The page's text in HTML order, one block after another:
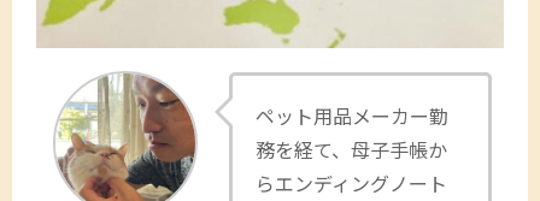
ペット用品メーカー勤
務を経て、母子手帳か
らエンディングノート